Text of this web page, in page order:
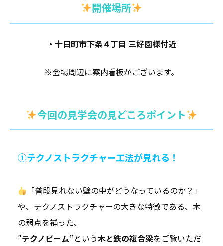
開催場所
・十日町市下条４丁目 三好園様付近
※会場周辺に案内看板がございます。
今回の見学会の見どころポイント
①テクノストラクチャー工法が見れる！
「普段見れない壁の中がどうなっているのか？」
や、 テクノストラクチャーの大きな特徴である、木
の弱点を補った、
”テクノビーム”という木と鉄の複合梁をご覧いただ